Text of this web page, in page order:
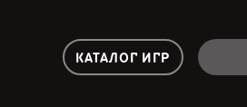
КАТАЛОГ ИГР